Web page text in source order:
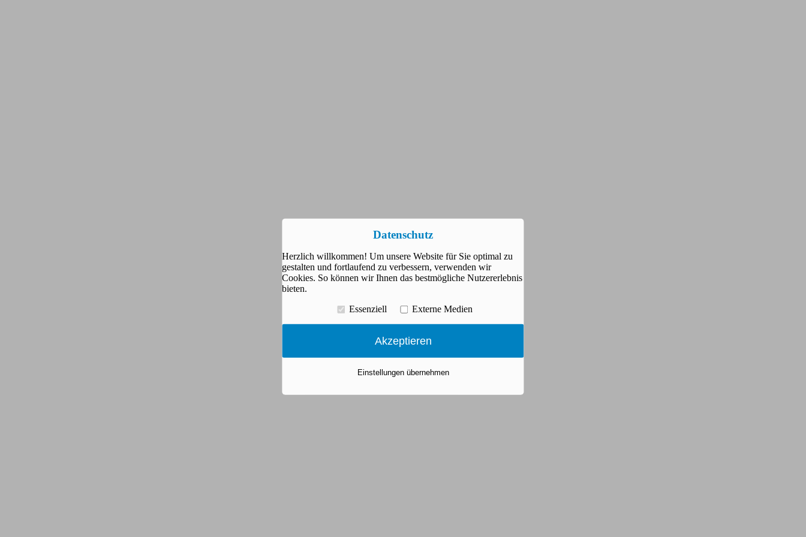
Datenschutz
Herzlich willkommen! Um unsere Website für Sie optimal zu
gestalten und fortlaufend zu verbessern, verwenden wir
Cookies. So können wir Ihnen das bestmögliche Nutzererlebnis
bieten.
Essenziell
Externe Medien
Akzeptieren
Einstellungen übernehmen